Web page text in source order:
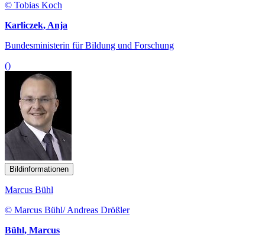
© Tobias Koch
Karliczek, Anja
Bundesministerin für Bildung und Forschung
()
Bildinformationen
Marcus Bühl
© Marcus Bühl/ Andreas Drößler
Bühl, Marcus